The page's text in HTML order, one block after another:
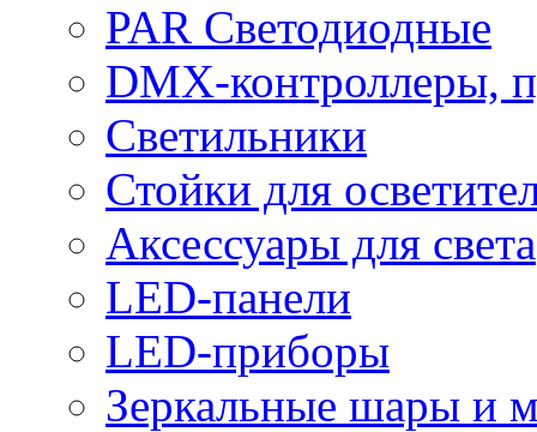
PAR Светодиодные
DMX-контроллеры,
Светильники
Стойки для
Аксессуары для света
LED-панели
LED-приборы
Зеркальные шары и